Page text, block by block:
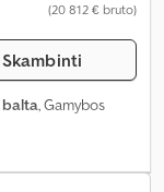
(20 812 € bruto)
Skambinti
balta, Gamybos